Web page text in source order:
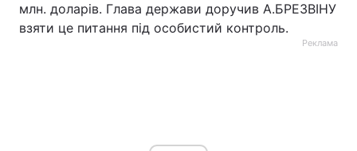
млн. доларів. Глава держави доручив А.БРЕЗВІНУ
взяти це питання під особистий контроль.
Реклама